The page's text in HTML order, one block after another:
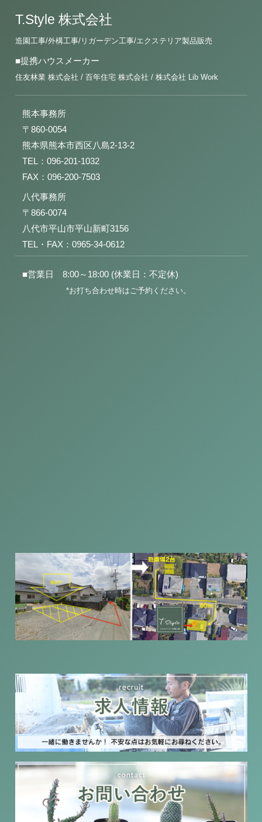
T.Style 株式会社
造園工事/外構工事/リガーデン工事/エクステリア製品販売
■提携ハウスメーカー
住友林業 株式会社 / 百年住宅 株式会社 / 株式会社 Lib Work
熊本事務所
〒860-0054
熊本県熊本市西区八島2-13-2
TEL：096-201-1032
FAX：096-200-7503
八代事務所
〒866-0074
八代市平山市平山新町3156
TEL・FAX：0965-34-0612
■営業日 8:00～18:00 (休業日：不定休)
*お打ち合わせ時はご予約ください。